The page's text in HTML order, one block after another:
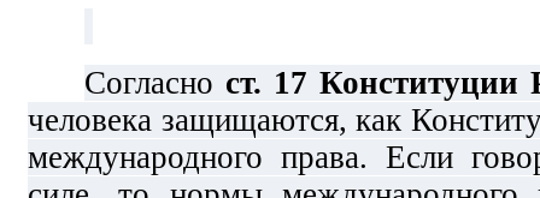
Согласно ст. 17 Конституции
человека защищаются, как
международного права. Если